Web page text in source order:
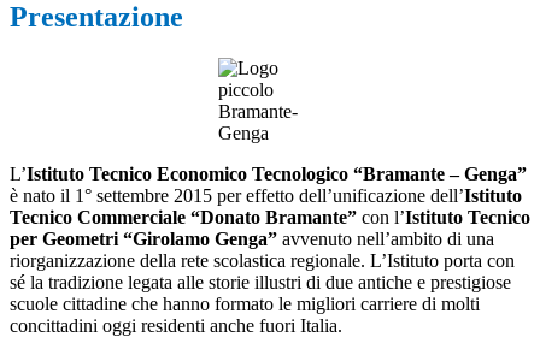
Presentazione
L’Istituto Tecnico Economico Tecnologico “Bramante – Genga”
è nato il 1° settembre 2015 per effetto dell’unificazione dell’Istituto
Tecnico Commerciale “Donato Bramante” con l’Istituto Tecnico
per Geometri “Girolamo Genga” avvenuto nell’ambito di una
riorganizzazione della rete scolastica regionale. L’Istituto porta con
sé la tradizione legata alle storie illustri di due antiche e prestigiose
scuole cittadine che hanno formato le migliori carriere di molti
concittadini oggi residenti anche fuori Italia.